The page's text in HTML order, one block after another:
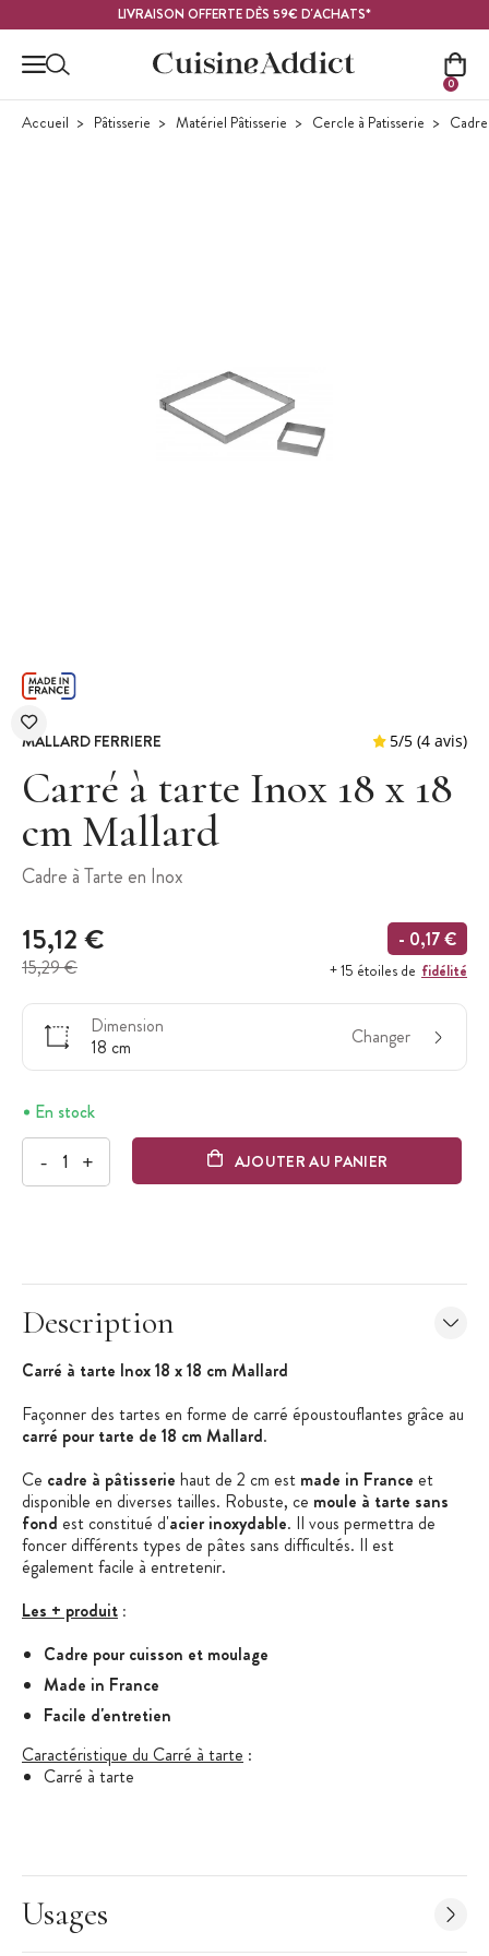
LIVRAISON OFFERTE DÈS 59€ D'ACHATS*
0
Accueil Pâtisserie Matériel Pâtisserie Cercle à Patisserie
MALLARD FERRIERE
Carré à tarte Inox 18 x 18
cm Mallard
Cadre à Tarte en Inox
15,12 €
15,29 €
- 0,17 €
+ 15 étoiles de fidélité
Dimension
18 cm
Changer
En stock
- + AJOUTER AU PANIER
Description
Carré à tarte Inox 18 x 18 cm Mallard
Façonner des tartes en forme de carré époustouflantes grâce au
carré pour tarte de 18 cm Mallard.
Ce cadre à pâtisserie haut de 2 cm est made in France et
disponible en diverses tailles. Robuste, ce moule à tarte sans
fond est constitué d'acier inoxydable. Il vous permettra de
foncer différents types de pâtes sans difficultés. Il est
également facile à entretenir.
Les + produit :
Cadre pour cuisson et moulage
Made in France
Facile d'entretien
Caractéristique du Carré à tarte :
Carré à tarte
Forme : Carrée
Cadre sans fond
Usages